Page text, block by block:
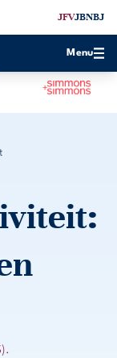
JFVJBNBJ
Menu